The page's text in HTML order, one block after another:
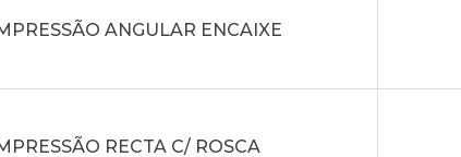
ANGULAR ENCAIXE
RECTA C/ ROSCA